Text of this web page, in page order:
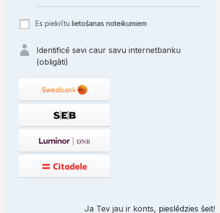
Es piekrītu lietošanas noteikumiem
Identificē sevi caur savu internetbanku
(obligāti)
Ja Tev jau ir konts, pieslēdzies šeit!